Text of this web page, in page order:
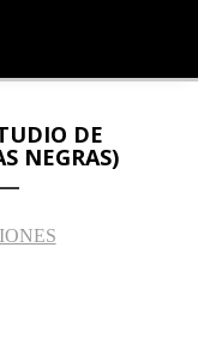
DE
NEGRAS)